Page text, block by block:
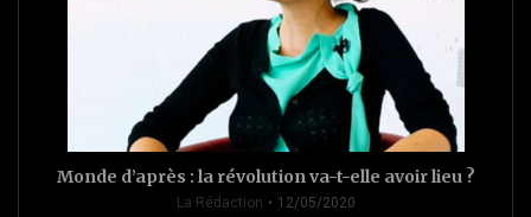
Monde d’après : la révolution va-t-elle avoir lieu ?
La Rédaction 12/05/2020